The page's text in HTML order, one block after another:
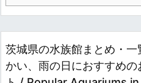
茨城県の水族館まとめ・
かい、雨の日におすすめ